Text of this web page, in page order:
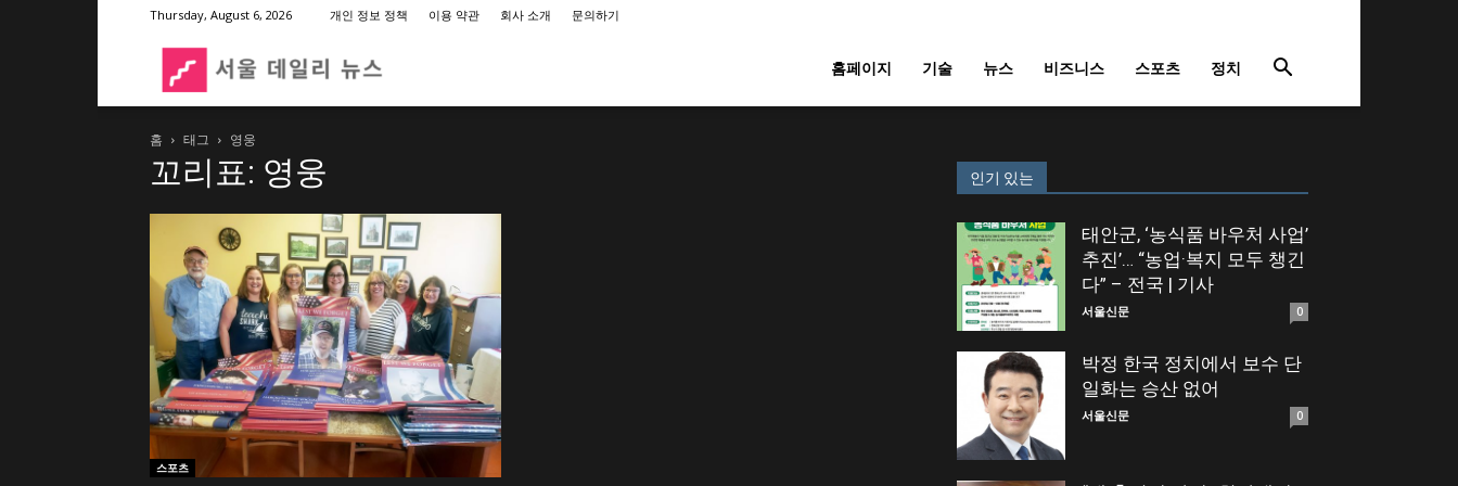
Thursday, August 6, 2026 개인 정보 정책 이용 약관 회사 소개 문의하기
데
일
리
뉴
홈페이지 기술 뉴스 비즈니스 스포츠 정치
홈 태그 영웅
꼬리표: 영웅
스포츠
인기 있는
태안군, ‘농식품 바우처 사업’
추진’… “농업·복지 모두 챙긴
다” – 전국 | 기사
서울신문 0
박정 한국 정치에서 보수 단
일화는 승산 없어
서울신문 0